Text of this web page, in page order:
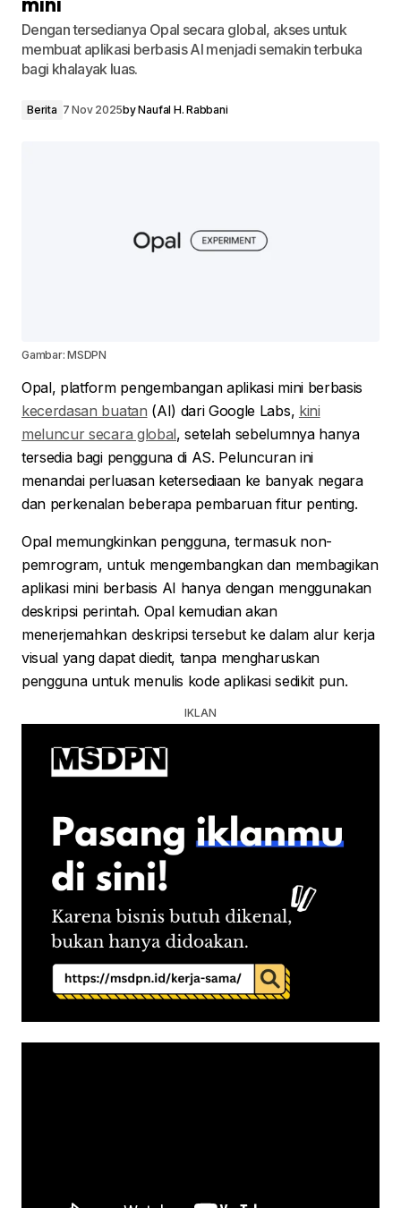
Dengan tersedianya Opal secara global, akses untuk
membuat aplikasi berbasis AI menjadi semakin terbuka
bagi khalayak luas.
Berita 7 Nov 2025byNaufal H. Rabbani
Gambar: MSDPN
Opal, platform pengembangan aplikasi mini berbasis
kecerdasan buatan (AI) dari Google Labs, kini
meluncur secara global, setelah sebelumnya hanya
tersedia bagi pengguna di AS. Peluncuran ini
menandai perluasan ketersediaan ke banyak negara
dan perkenalan beberapa pembaruan fitur penting.
Opal memungkinkan pengguna, termasuk non-
pemrogram, untuk mengembangkan dan membagikan
aplikasi mini berbasis AI hanya dengan menggunakan
deskripsi perintah. Opal kemudian akan
menerjemahkan deskripsi tersebut ke dalam alur kerja
visual yang dapat diedit, tanpa mengharuskan
pengguna untuk menulis kode aplikasi sedikit pun.